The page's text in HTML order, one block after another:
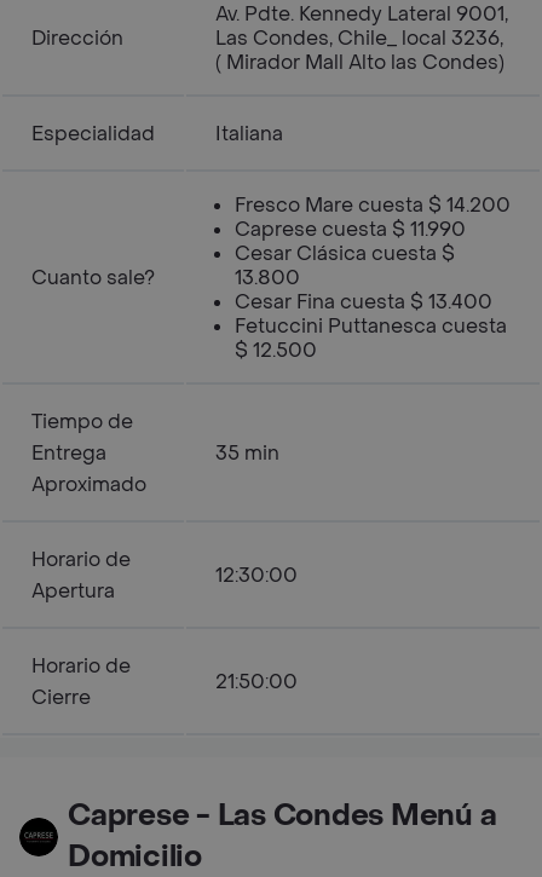
Dirección
Av. Pdte. Kennedy Lateral 9001,
Las Condes, Chile_ local 3236,
( Mirador Mall Alto las Condes)
Especialidad Italiana
Cuanto sale?
Fresco Mare cuesta $ 14.200
Caprese cuesta $ 11.990
Cesar Clásica cuesta $
13.800
Cesar Fina cuesta $ 13.400
Fetuccini Puttanesca cuesta
$ 12.500
Tiempo de
Entrega
Aproximado
35 min
Horario de
Apertura
12:30:00
Horario de
Cierre
21:50:00
Caprese - Las Condes Menú a
Domicilio